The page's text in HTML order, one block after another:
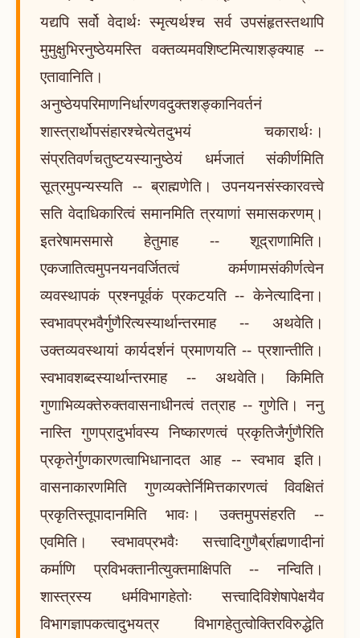
यद्यपि सर्वो वेदार्थः स्मृत्यर्थश्च सर्व उपसंहृतस्तथापि
मुमुक्षुभिरनुष्ठेयमस्ति वक्तव्यमवशिष्टमित्याशङ्क्याह --
एतावानिति।
अनुष्ठेयपरिमाणनिर्धारणवदुक्तशङ्कानिवर्तनं
शास्त्रार्थोपसंहारश्चेत्येतदुभयं चकारार्थः।
संप्रतिवर्णचतुष्टयस्यानुष्ठेयं धर्मजातं संकीर्णमिति
सूत्रमुपन्यस्यति -- ब्राह्मणेति। उपनयनसंस्कारवत्त्वे
सति वेदाधिकारित्वं समानमिति त्रयाणां समासकरणम्।
इतरेषामसमासे हेतुमाह -- शूद्राणामिति।
एकजातित्वमुपनयनवर्जितत्वं कर्मणामसंकीर्णत्वेन
व्यवस्थापकं प्रश्नपूर्वकं प्रकटयति -- केनेत्यादिना।
स्वभावप्रभवैर्गुणैरित्यस्यार्थान्तरमाह -- अथवेति।
उक्तव्यवस्थायां कार्यदर्शनं प्रमाणयति -- प्रशान्तीति।
स्वभावशब्दस्यार्थान्तरमाह -- अथवेति। किमिति
गुणाभिव्यक्तेरुक्तवासनाधीनत्वं तत्राह -- गुणेति। ननु
नास्ति गुणप्रादुर्भावस्य निष्कारणत्वं प्रकृतिजैर्गुणैरिति
प्रकृतेर्गुणकारणत्वाभिधानादत आह -- स्वभाव इति।
वासनाकारणमिति गुणव्यक्तेर्निमित्तकारणत्वं विवक्षितं
प्रकृतिस्तूपादानमिति भावः। उक्तमुपसंहरति --
एवमिति। स्वभावप्रभवैः सत्त्वादिगुणैर्ब्राह्मणादीनां
कर्माणि प्रविभक्तानीत्युक्तमाक्षिपति -- नन्विति।
शास्त्रस्य धर्मविभागहेतोः सत्त्वादिविशेषापेक्षयैव
विभागज्ञापकत्वादुभयत्र विभागहेतुत्वोक्तिरविरुद्धेति